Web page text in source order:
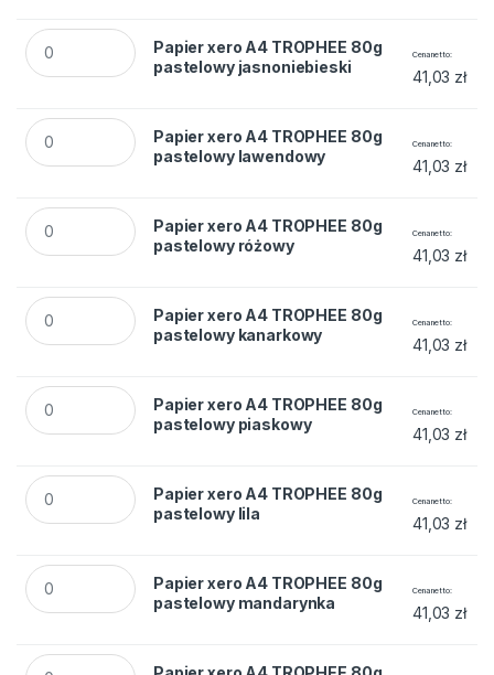
Papier xero A4 TROPHEE 80g pastelowy jasnoniebieski
Papier xero A4 TROPHEE 80g
pastelowy jasnoniebieski
Cena netto
41,03 zł
Papier xero A4 TROPHEE 80g pastelowy lawendowy
Papier xero A4 TROPHEE 80g
pastelowy lawendowy
Cena netto
41,03 zł
Papier xero A4 TROPHEE 80g pastelowy różowy quantity
Papier xero A4 TROPHEE 80g
pastelowy różowy
Cena netto
41,03 zł
Papier xero A4 TROPHEE 80g pastelowy kanarkowy quantity
Papier xero A4 TROPHEE 80g
pastelowy kanarkowy
Cena netto
41,03 zł
Papier xero A4 TROPHEE 80g pastelowy piaskowy quantity
Papier xero A4 TROPHEE 80g
pastelowy piaskowy
Cena netto
41,03 zł
Papier xero A4 TROPHEE 80g pastelowy lila quantity
Papier xero A4 TROPHEE 80g
pastelowy lila
Cena netto
41,03 zł
Papier xero A4 TROPHEE 80g pastelowy mandarynka
Papier xero A4 TROPHEE 80g
pastelowy mandarynka
Cena netto
41,03 zł
Papier xero A4 TROPHEE 80g pastelowy brąz wielbłądzi